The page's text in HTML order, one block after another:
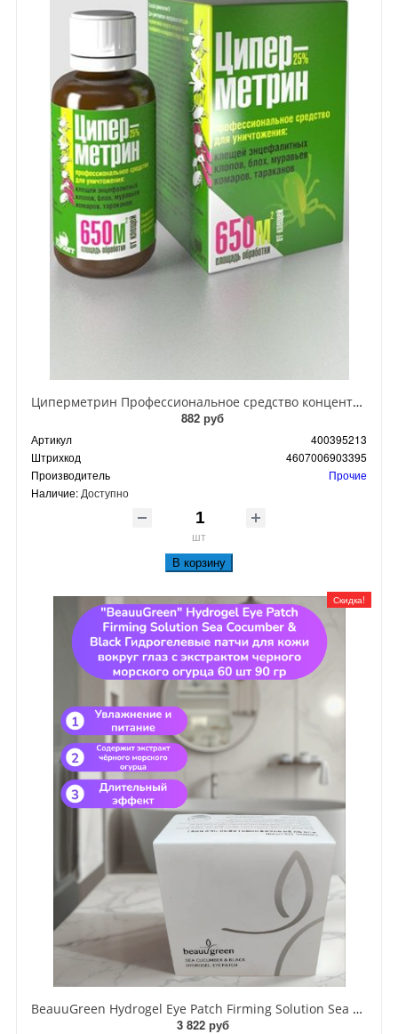
Циперметрин Профессиональное средство концентрат эмульсии 25% для уничтожения тараканов, мух,комаров, блох, клопов, муравьев, ос 50 мл
882 руб
Артикул
400395213
Штрихкод
4607006903395
Производитель
Прочие
Наличие: Доступно
шт
В корзину
Скидка!
BeauuGreen Hydrogel Eye Patch Firming Solution Sea Cocumber & Black Гидрогелевые патчи для кожи вокруг глаз с экстрактом черного морского огурца 60 шт 90 гр
3 822 руб